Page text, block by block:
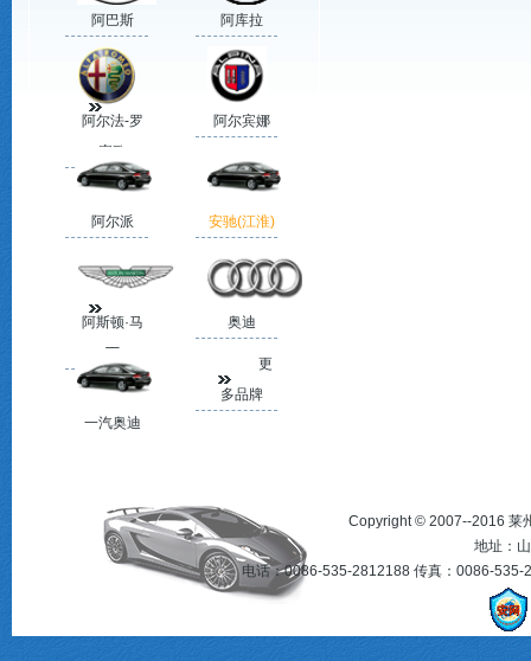
阿巴斯 阿库拉
阿尔法-罗
蜜欧
阿尔宾娜
阿尔派 安驰(江淮)
阿斯顿·马
丁
奥迪
一汽奥迪
更
多品牌
Copyright © 2007--2016 莱
地址：
电话：0086-535-2812188 传真：0086-